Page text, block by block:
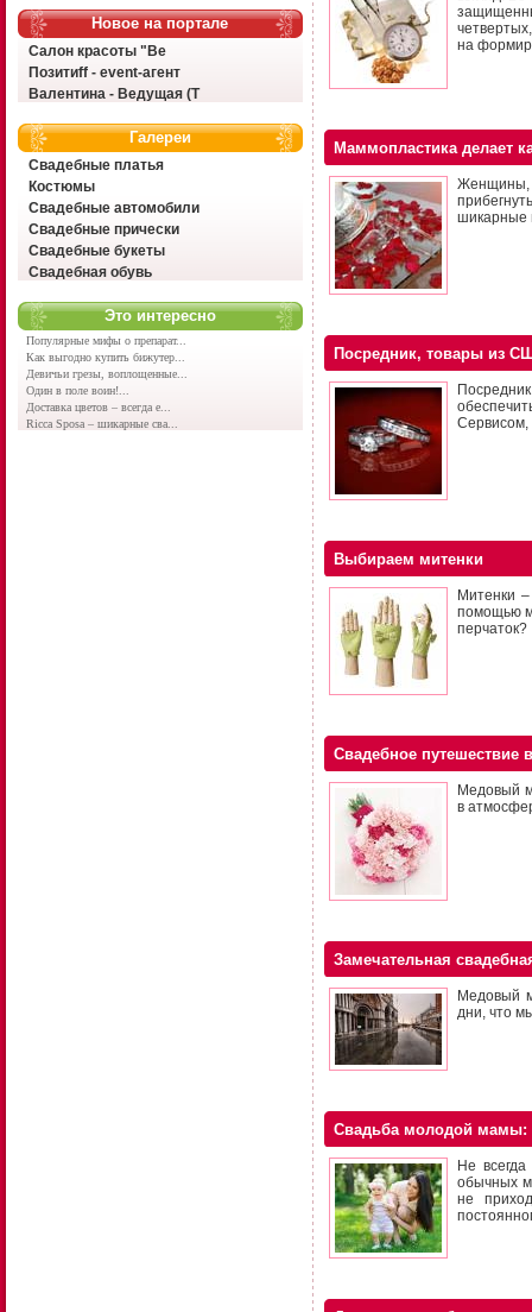
Новое на портале
Салон красоты "Ве
Позитиff - event-агент
Валентина - Ведущая (Т
Галереи
Свадебные платья
Костюмы
Свадебные автомобили
Свадебные прически
Свадебные букеты
Свадебная обувь
Это интересно
Популярные мифы о препарат...
Как выгодно купить бижутер...
Девичьи грезы, воплощенные...
Один в поле воин!...
Доставка цветов – всегда е...
Ricca Sposa – шикарные сва...
на
Маммопластика делает
Женщины,
шикарные
Посредник, товары из
Сервисом,
Выбираем митенки
Митенки
помощью
перчаток?
Свадебное путешествие
Медовый
в
Замечательная
Медовый
дни, что
Свадьба молодой мамы:
Не
обычных
не